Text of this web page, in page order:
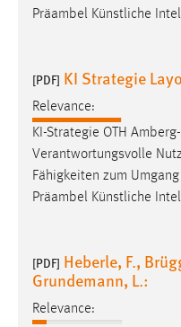
Präambel Künstliche
[PDF] KI Strategie
Relevance:
KI-Strategie OTH
Verantwortungsvolle
Fähigkeiten zum
Präambel Künstliche
[PDF] Heberle, F.,
Grundemann, L.:
Relevance: